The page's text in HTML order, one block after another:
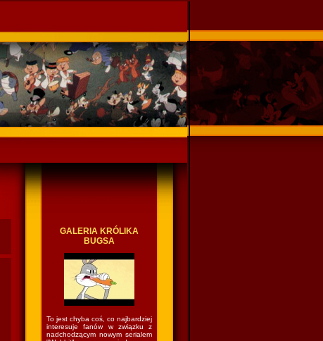
GALERIA KRÓLIKA
BUGSA
To jest chyba coś, co najbardziej
interesuje fanów w związku z
nadchodzącym nowym serialem